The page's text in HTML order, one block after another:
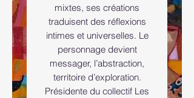
mixtes, ses créations
traduisent des réflexions
intimes et universelles. Le
personnage devient
messager, l’abstraction,
territoire d’exploration.
Présidente du collectif Les